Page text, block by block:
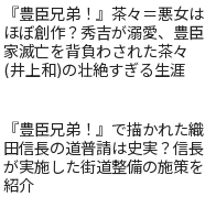
『豊臣兄弟！』茶々＝悪女は
ほぼ創作？秀吉が溺愛、豊臣
家滅亡を背負わされた茶々
(井上和)の壮絶すぎる生涯
『豊臣兄弟！』で描かれた織
田信長の道普請は史実？信長
が実施した街道整備の施策を
紹介